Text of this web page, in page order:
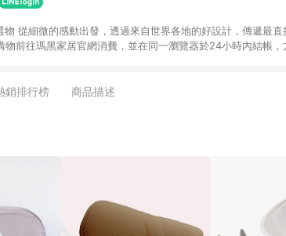
物 從細微的感動出發，透過來自世界各地的好設計，傳遞最
物前往瑪黑家居官網消費，並在同一瀏覽器於24小時內結帳
銷排行榜 商品描述